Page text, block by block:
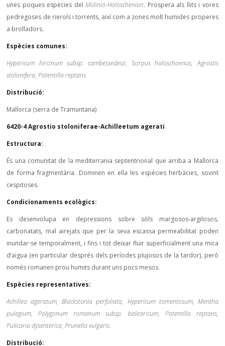
unes poques espècies delMolinio-Holoschenion. Prospera als llits i vores
pedregoses de rierols i torrents, així com a zones molt humides properes
a brolladors.
Espècies comunes:
Hypericum hircinum subsp. cambessedesii, Scirpus holoschoenus, Agrostis
stolonifera, Potentilla reptans
Distribució:
Mallorca (serra de Tramuntana)
6420-4 Agrostio stoloniferae-Achilleetum agerati
Estructura:
És una comunitat de la mediterrania septentrional que arriba a Mallorca
de forma fragmentària. Dominen en ella les espècies herbàcies, sovint
cespitoses.
Condicionaments ecològics:
Es desenvolupa en depressions sobre sòls margosos-argilosos,
carbonatats, mal airejats que per la seva escassa permeabilitat poden
inundar-se temporalment, i fins i tot deixar fluir superficialment una mica
d’aigua (en particular després dels períodes plujosos de la tardor), però
només romanen prou humits durant uns pocs mesos.
Espècies representatives:
Achillea ageratum, Blackstonia perfoliata, Hypericum tomentosum, Mentha
pulegium, Polygonum romanum subsp. balearicum, Potentilla reptans,
Pulicaria dysenterica, Prunella vulgaris.
Distribució: